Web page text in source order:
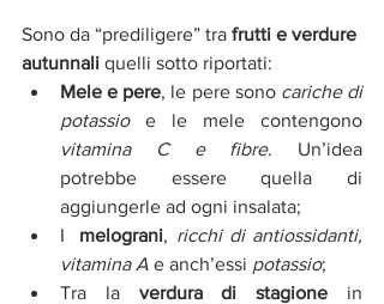
Sono da “prediligere” tra frutti e verdure
autunnali quelli sotto riportati:
Mele e pere, le pere sono cariche di
potassio
vitamina C e fibre. Un’idea
potrebbe essere quella di
aggiungerle ad ogni insalata;
I melograni, ricchi di antiossidanti,
vitamina A e anch’essi potassio;
Tra la verdura di stagione